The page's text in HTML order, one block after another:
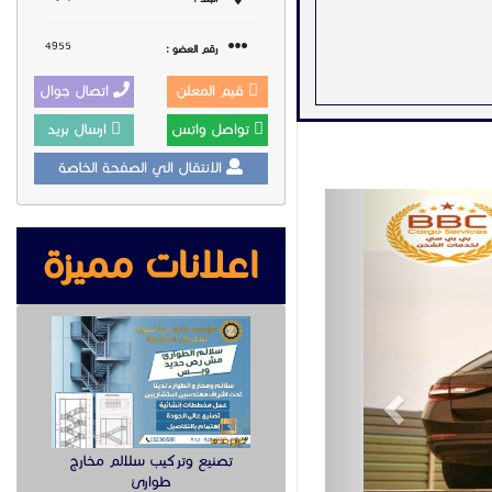
لك خدمة سريعة وآمنة
رقم العضو : 4955
قيم المعلن اتصال جوال
تواصل واتس ارسال بريد
الانتقال الي الصفحة الخاصة
اعلانات مميزة
تصنيع وتركيب سلالم مخارج
طوارئ